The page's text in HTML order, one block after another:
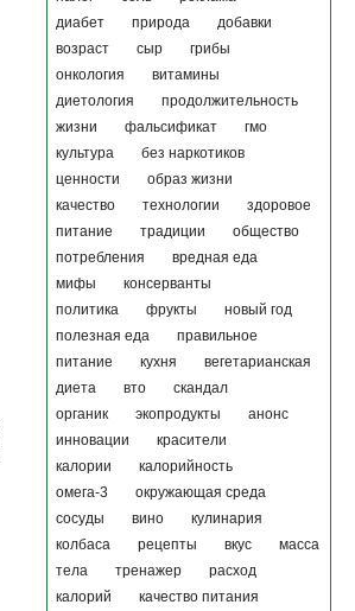
диабет
природа
добавки
возраст
сыр
грибы
онкология
витамины
диетология
продолжительность
жизни
фальсификат
гмо
культура
без наркотиков
ценности
образ жизни
качество
технологии
здоровое
питание
традиции
общество
потребления
вредная еда
мифы
консерванты
политика
фрукты
новый год
полезная еда
правильное
питание
кухня
вегетарианская
диета
вто
скандал
органик
экопродукты
анонс
инновации
красители
калории
калорийность
омега-3
окружающая среда
сосуды
вино
кулинария
колбаса
рецепты вкус
масса
тела
тренажер
расход
калорий
качество питания